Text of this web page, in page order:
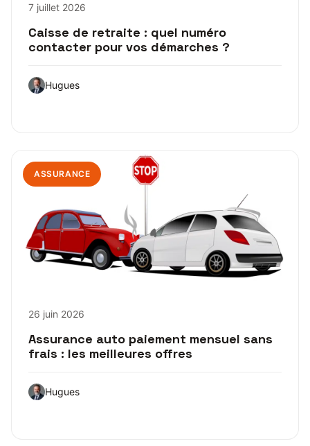
7 juillet 2026
Caisse de retraite : quel numéro
contacter pour vos démarches ?
Hugues
ASSURANCE
26 juin 2026
Assurance auto paiement mensuel sans
frais : les meilleures offres
Hugues